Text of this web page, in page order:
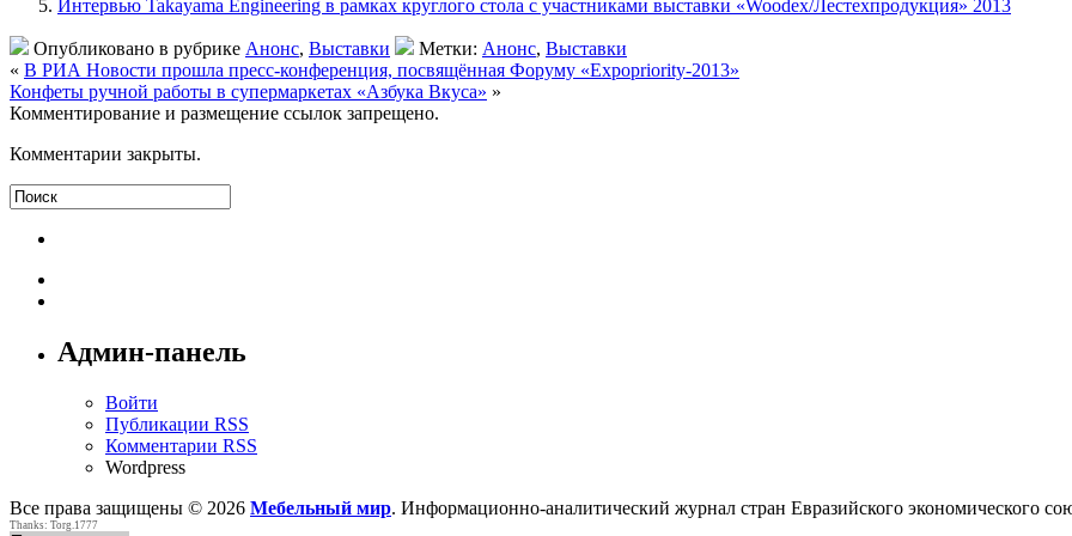
Интервью Takayama Engineering в рамках круглого стола с участниками выставки «Woodex/Лестехпродукция» 2013
Опубликовано в рубрике Анонс, Выставки Метки: Анонс, Выставки
« В РИА Новости прошла пресс-конференция, посвящённая Форуму «Expopriority-2013»
Конфеты ручной работы в супермаркетах «Азбука Вкуса» »
Комментирование и размещение ссылок запрещено.
Комментарии закрыты.
Админ-панель
Войти
Публикации RSS
Комментарии RSS
Wordpress
Все права защищены © 2026 Мебельный мир. Информационно-аналитический журнал стран Евразийского экономического
Thanks: Torg.1777